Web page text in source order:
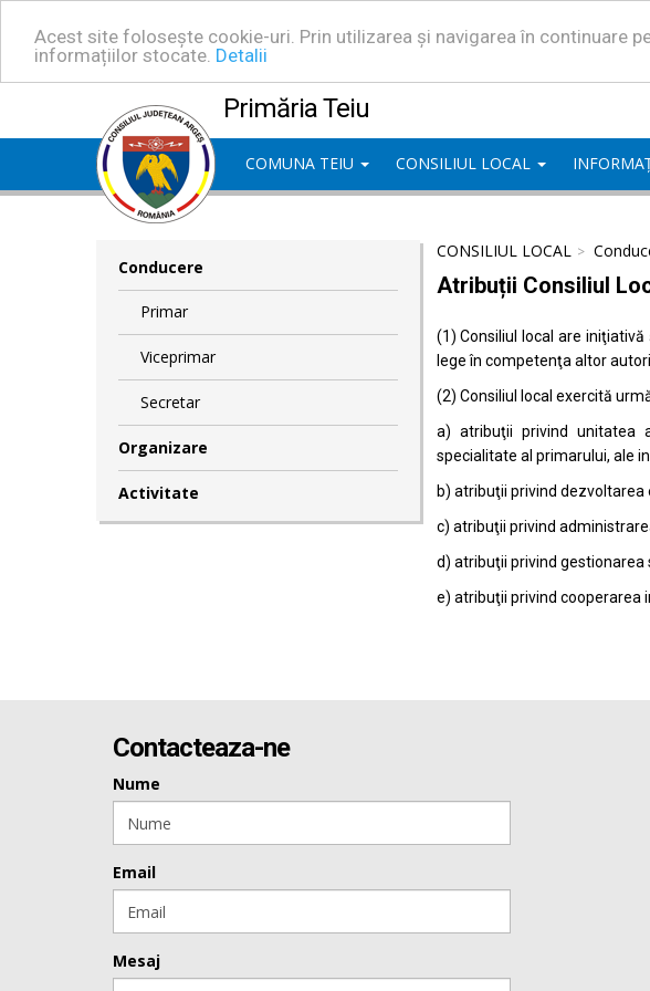
Acest site folosește cookie-uri. Prin utilizarea și navigarea în continuare
informațiilor stocate. Detalii
Primăria Teiu
COMUNA TEIU CONSILIUL LOCAL
Conducere
Primar
Viceprimar
Secretar
Organizare
Activitate
CONSILIUL LOCAL
Atribuții Consiliul
(1) Consiliul local are
lege în competenţa altor
(2) Consiliul local exercită
a) atribuţii privind unitatea
specialitate al primarului, ale
b) atribuţii privind dezvoltarea
c) atribuţii privind
d) atribuţii privind gestionarea
e) atribuţii privind cooperarea
Contacteaza-ne
Nume
Email
Mesaj